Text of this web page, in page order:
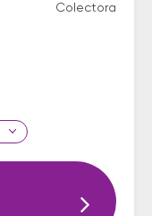
Colectora